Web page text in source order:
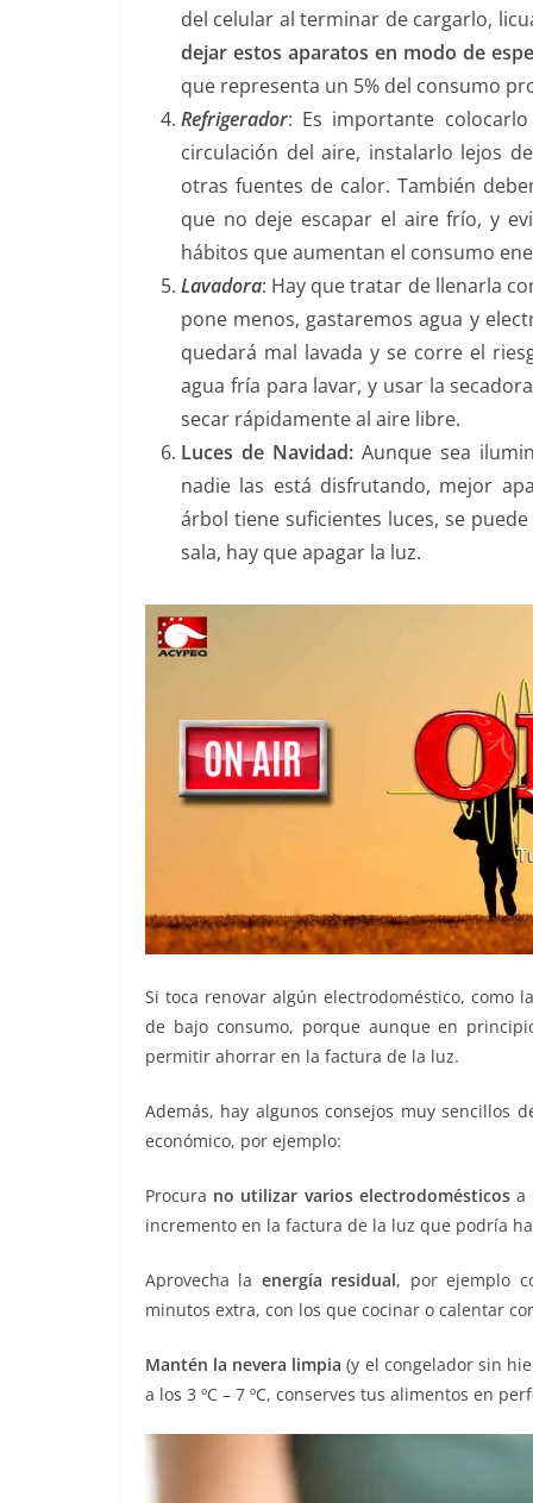
del celular al terminar de cargarlo,
dejar estos aparatos en modo de
que representa un 5% del consumo
Refrigerador: Es importante
circulación del aire, instalarlo lejos
otras fuentes de calor. También
que no deje escapar el aire frío, y
hábitos que aumentan el consumo
Lavadora: Hay que tratar de llenarla
pone menos, gastaremos agua y
quedará mal lavada y se corre el
agua fría para lavar, y usar la
secar rápidamente al aire libre.
Luces de Navidad: Aunque sea
nadie las está disfrutando, mejor
árbol tiene suficientes luces, se
sala, hay que apagar la luz.
Si toca renovar algún electrodoméstico, como
de bajo consumo, porque aunque en
permitir ahorrar en la factura de la luz.
Además, hay algunos consejos muy sencillos
económico, por ejemplo:
Procura no utilizar varios electrodomésticosa
incremento en la factura de la luz que podría
Aprovecha la energía residual, por ejemplo
minutos extra, con los que cocinar o calentar
Mantén la nevera limpia (y el congelador sin
a los 3 ºC – 7 ºC, conserves tus alimentos en